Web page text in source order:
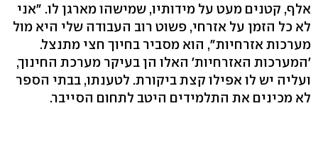
אלף, קטנים מעט על מידותיו, שמישהו מארגן לו. "אני
לא כל הזמן על אזרחי, פשוט רוב העבודה שלי היא מול
מערכות אזרחיות‭,"‬ הוא מסביר בחיוך חצי מתנצל.
'המערכות האזרחיות' האלו הן בעיקר מערכת החינוך,
ועליה יש לו אפילו קצת ביקורת. לטענתו, בבתי הספר
לא מכינים את התלמידים היטב לתחום הסייבר.